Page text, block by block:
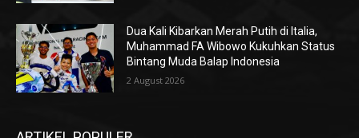
Dua Kali Kibarkan Merah Putih di Italia,
Muhammad FA Wibowo Kukuhkan Status
Bintang Muda Balap Indonesia
2 August 2026